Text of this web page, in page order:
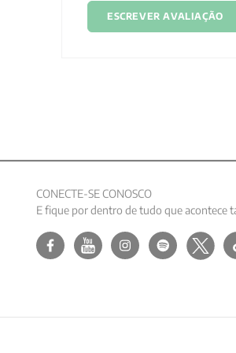
ESCREVER AVALIAÇÃO
CONECTE-SE CONOSCO
E fique por dentro de tudo que acontece